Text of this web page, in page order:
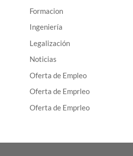
Formacion
Ingeniería
Legalización
Noticias
Oferta de Empleo
Oferta de Emprleo
Oferta de Emprleo